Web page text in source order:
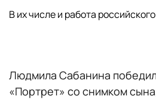
В их числе и работа
Людмила Сабанина
«Портрет» со снимком